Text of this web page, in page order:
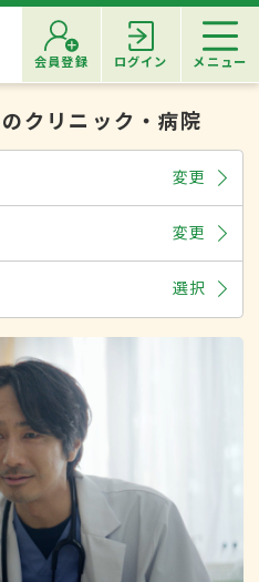
会員登録 ログイン メニュー
のクリニック・病院
変更
変更
選択